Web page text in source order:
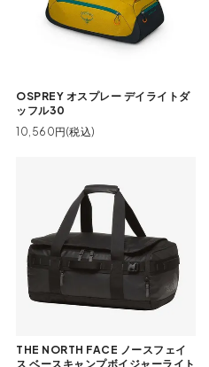
OSPREY オスプレー デイライトダ
ッフル30
10,560円(税込)
THE NORTH FACE ノースフェイ
ス ベースキャンプボイジャーライト